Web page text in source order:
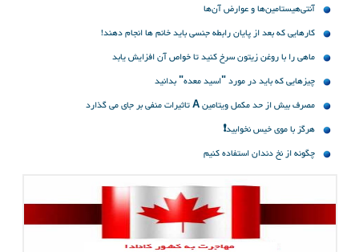
آنتی‌هیستامین‌ها و عوارض آن‌ها
کارهایی که بعد از پایان رابطه جنسی باید خانم ها انجام دهند!
ماهی را با روغن زیتون سرخ کنید تا خواص آن افزایش یابد
چیزهایی که باید در مورد "اسید معده" بدانید
مصرف بیش از حد مکمل ویتامین A تاثیرات منفی بر جای می گذارد
هرگز با موی خیس نخوابید❗
چگونه از نخ دندان استفاده کنیم